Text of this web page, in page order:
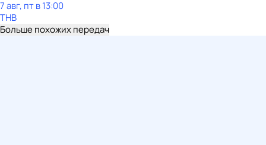
7 авг, пт в 13:00
ТНВ
Больше похожих передач